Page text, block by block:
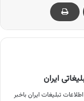
ایران
تبلیغات ایران باخبر